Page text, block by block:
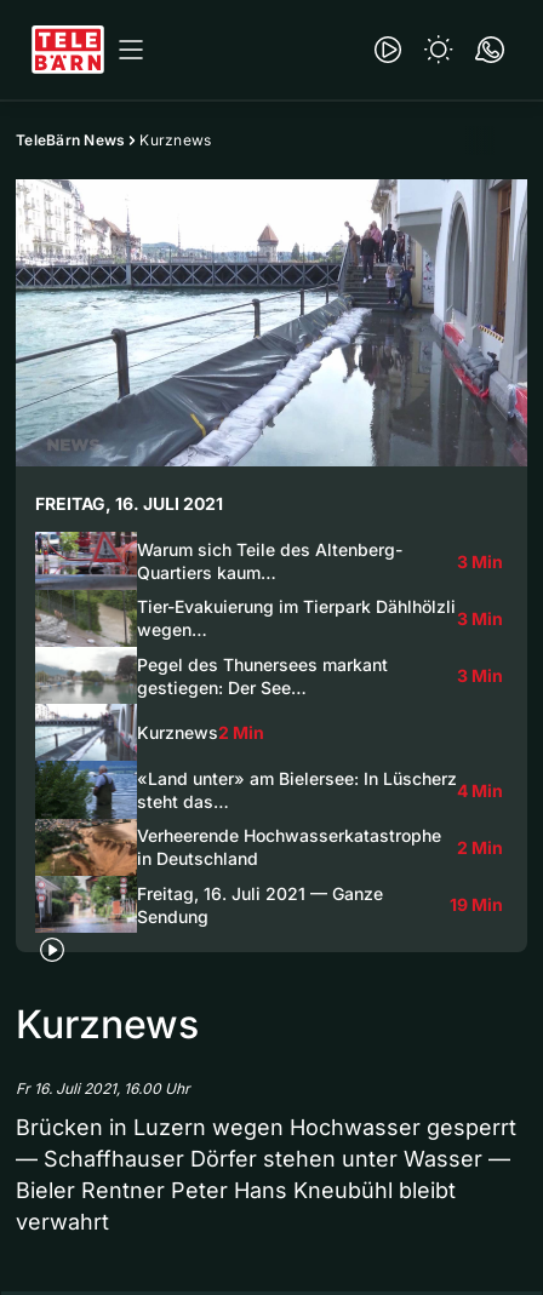
TeleBärn News Kurznews
FREITAG, 16. JULI 2021
Warum sich Teile des Altenberg-
Quartiers kaum…
3 Min
Tier-Evakuierung im Tierpark Dählhölzli
wegen…
3 Min
Pegel des Thunersees markant
gestiegen: Der See…
3 Min
Kurznews2 Min
«Land unter» am Bielersee: In Lüscherz
steht das…
4 Min
Verheerende Hochwasserkatastrophe
in Deutschland
2 Min
Freitag, 16. Juli 2021 — Ganze
Sendung
19 Min
Kurznews
Fr 16. Juli 2021, 16.00 Uhr
Brücken in Luzern wegen Hochwasser gesperrt
— Schaffhauser Dörfer stehen unter Wasser —
Bieler Rentner Peter Hans Kneubühl bleibt
verwahrt